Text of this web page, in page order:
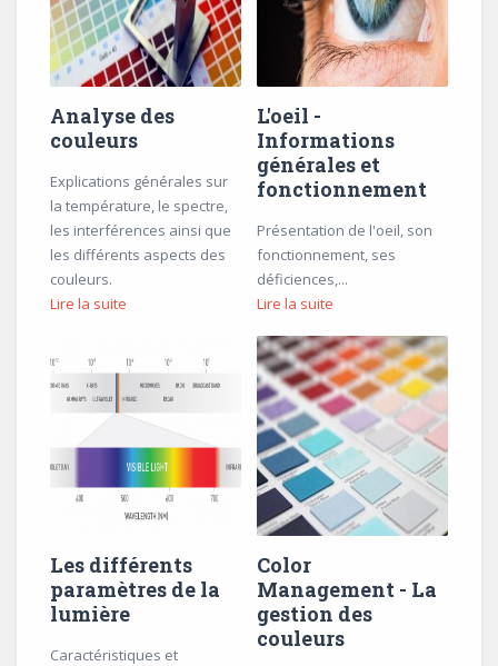
Analyse des
couleurs
Explications générales sur
la température, le spectre,
les interférences ainsi que
les différents aspects des
couleurs.
Lire la suite
L'oeil -
Informations
générales et
fonctionnement
Présentation de l'oeil, son
fonctionnement, ses
déficiences,...
Lire la suite
Les différents
paramètres de la
lumière
Caractéristiques et
Color
Management - La
gestion des
couleurs